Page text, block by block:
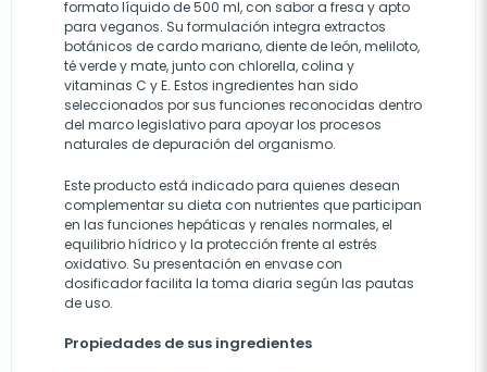
formato líquido de 500 ml, con sabor a fresa y apto
para veganos. Su formulación integra extractos
botánicos de cardo mariano, diente de león, meliloto,
té verde y mate, junto con chlorella, colina y
vitaminas C y E. Estos ingredientes han sido
seleccionados por sus funciones reconocidas dentro
del marco legislativo para apoyar los procesos
naturales de depuración del organismo.
Este producto está indicado para quienes desean
complementar su dieta con nutrientes que participan
en las funciones hepáticas y renales normales, el
equilibrio hídrico y la protección frente al estrés
oxidativo. Su presentación en envase con
dosificador facilita la toma diaria según las pautas
de uso.
Propiedades de sus ingredientes